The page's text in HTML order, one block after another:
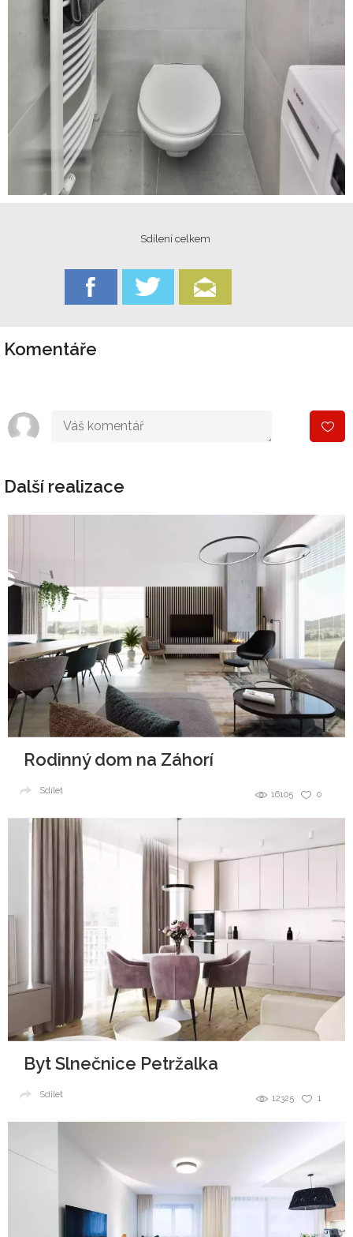
Sdílení celkem
Komentáře
Další realizace
Rodinný dom na Záhorí
0
16105
Sdílet
Byt Slnečnice Petržalka
1
12325
Sdílet